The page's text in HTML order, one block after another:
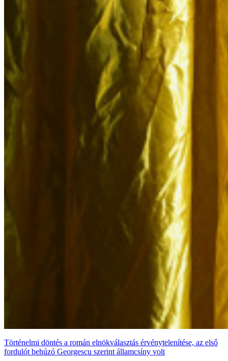
Történelmi döntés a román elnökválasztás érvénytelenítése, az első
fordulót behúzó Georgescu szerint államcsíny volt